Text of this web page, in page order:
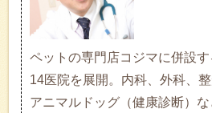
ペットの専門店コジマに併設
14医院を展開。内科、外科、
アニマルドッグ（健康診断）